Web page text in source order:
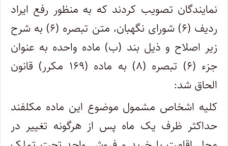
نمایندگان تصویب کردند که به منظور رفع ایراد
ردیف (۶) شورای نگهبان، متن تبصره (۶) به شرح
زیر اصلاح و ذیل بند (ب) ماده واحده به عنوان
جزء (۶) تبصره (۸) به ماده (۱۶۹ مکرر) قانون
الحاق شد:
کلیه اشخاص مشمول موضوع این ماده مکلفند
حداکثر ظرف یک‌ ماه پس از هرگونه تغییر در